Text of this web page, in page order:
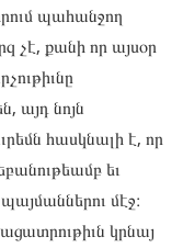
պահանջող
չէ, քանի որ այսօր
այդ նոյն
հասկնալի է, որ
եւ
մէջ։
կրնայ